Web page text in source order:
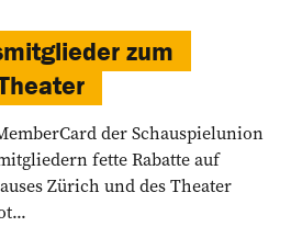
zum
der Schauspielunion
fette Rabatte auf
Zürich und des Theater